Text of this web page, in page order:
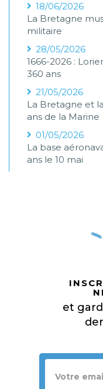
18/06/2026
La Bretagne
militaire
28/05/2026
1666-2026 :
360 ans
21/05/2026
La Bretagne et
ans de la Marine
01/05/2026
La base
ans le 10 mai
et